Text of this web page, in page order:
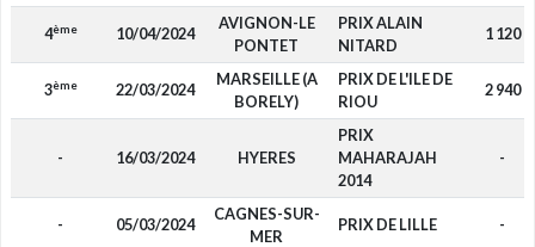
4ème 10/04/2024
AVIGNON-LE
PONTET
PRIX ALAIN
NITARD
1 120
3ème 22/03/2024
MARSEILLE (A
BORELY)
PRIX DE L'ILE DE
RIOU
2 940
- 16/03/2024 HYERES
PRIX
MAHARAJAH
2014
-
- 05/03/2024
CAGNES-SUR-
MER
PRIX DE LILLE -